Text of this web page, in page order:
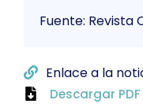
Fuente: Revista
Enlace a la
Descargar PDF